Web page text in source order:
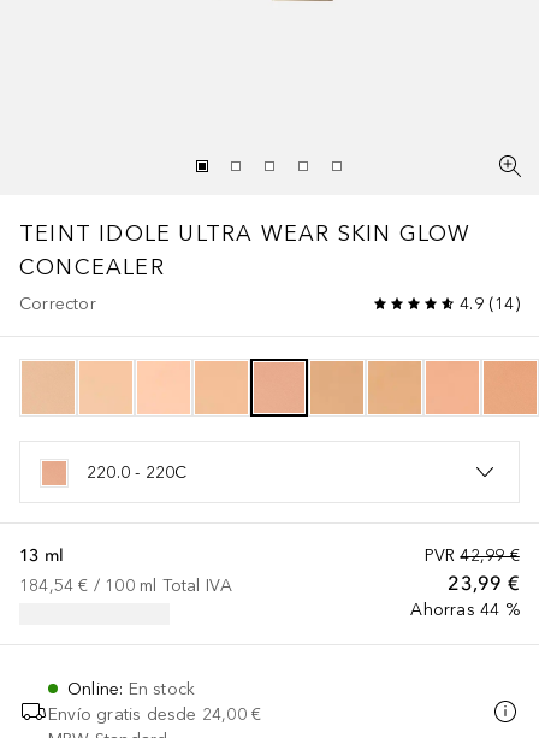
TEINT IDOLE ULTRA WEAR SKIN GLOW
CONCEALER
Corrector 4.9(14)
220.0 - 220C
PVR 42,99 €
23,99 €
Ahorras 44 %
13 ml
184,54 € / 100 ml Total IVA
Online: En stock
Envío gratis desde 24,00 €